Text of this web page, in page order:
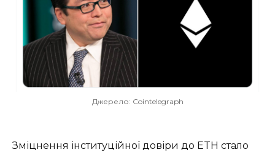
Джерело: Cointelegraph
Зміцнення інституційної довіри до ETH стало